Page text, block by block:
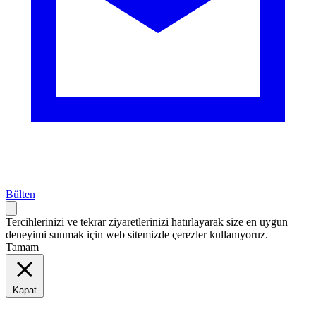
Bülten
Tercihlerinizi ve tekrar ziyaretlerinizi hatırlayarak size en uygun
deneyimi sunmak için web sitemizde çerezler kullanıyoruz.
Tamam
Kapat